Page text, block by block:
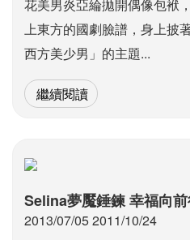
花美男炎亞綸拋開偶像包袱
上東方的國劇臉譜，身上披
西方美少男」的主題...
繼續閱讀
Selina夢魘錘鍊 幸福向
2013/07/05 2011/10/24